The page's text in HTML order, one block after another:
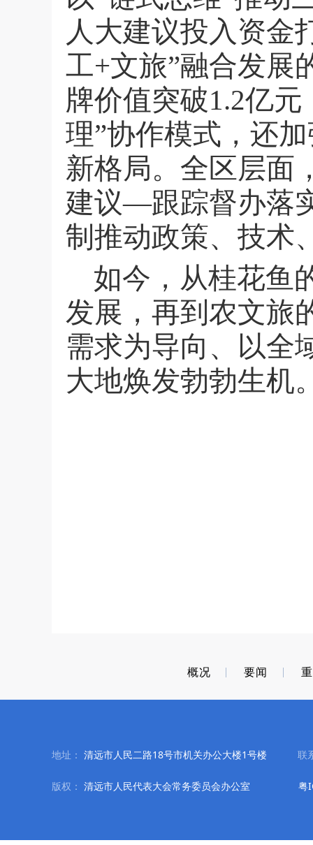
人大建议投入资金
工+文旅”融合发展
牌价值突破1.2亿元
理”协作模式，还
新格局。全区层面
建议—跟踪督办落
制推动政策、技术
如今，从桂花鱼
发展，再到农文旅
需求为导向、以全
大地焕发勃勃生机
概况 要闻
地址： 清远市人民二路18号市机关办公大楼1号楼 联
版权： 清远市人民代表大会常务委员会办公室 粤